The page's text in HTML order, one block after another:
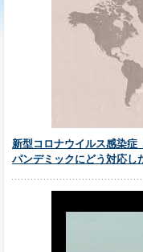
新型コロナウイルス感染症
パンデミックにどう対応し